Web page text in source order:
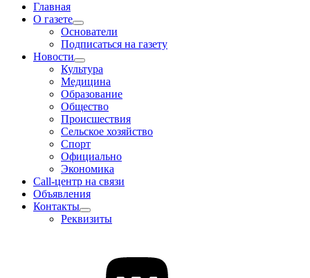
Главная
О газете
Основатели
Подписаться на газету
Новости
Культура
Медицина
Образование
Общество
Происшествия
Сельское хозяйство
Спорт
Официально
Экономика
Call-центр на связи
Объявления
Контакты
Реквизиты